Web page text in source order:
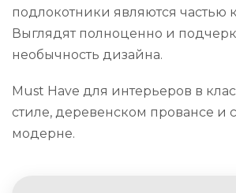
подлокотники являются частью
Выглядят полноценно и
необычность дизайна.
Must Have для интерьеров в
стиле, деревенском провансе и
модерне.